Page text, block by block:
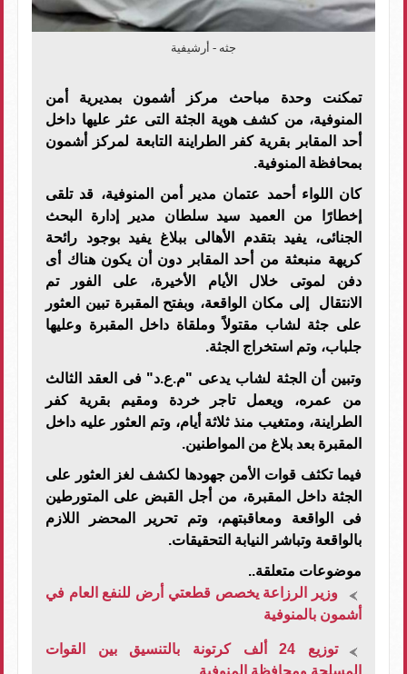
جثه - أرشيفية
تمكنت وحدة مباحث مركز أشمون بمديرية أمن
المنوفية، من كشف هوية الجثة التى عثر عليها داخل
أحد المقابر بقرية كفر الطراينة التابعة لمركز أشمون
بمحافظة المنوفية.
كان اللواء أحمد عتمان مدير أمن المنوفية، قد تلقى
إخطارًا من العميد سيد سلطان مدير إدارة البحث
الجنائى، يفيد بتقدم الأهالى ببلاغ يفيد بوجود رائحة
كريهة منبعثة من أحد المقابر دون أن يكون هناك أى
دفن لموتى خلال الأيام الأخيرة، على الفور تم
الانتقال إلى مكان الواقعة، وبفتح المقبرة تبين العثور
على جثة لشاب مقتولاً وملقاة داخل المقبرة وعليها
جلباب، وتم استخراج الجثة.
وتبين أن الجثة لشاب يدعى "م.ع.د" فى العقد الثالث
من عمره، ويعمل تاجر خردة ومقيم بقرية كفر
الطراينة، ومتغيب منذ ثلاثة أيام، وتم العثور عليه داخل
المقبرة بعد بلاغ من المواطنين.
فيما تكثف قوات الأمن جهودها لكشف لغز العثور على
الجثة داخل المقبرة، من أجل القبض على المتورطين
فى الواقعة ومعاقبتهم، وتم تحرير المحضر اللازم
بالواقعة وتباشر النيابة التحقيقات.
موضوعات متعلقة..
وزير الرزاعة يخصص قطعتي أرض للنفع العام في
أشمون بالمنوفية
توزيع 24 ألف كرتونة بالتنسيق بين القوات
المسلحة ومحافظة المنوفية